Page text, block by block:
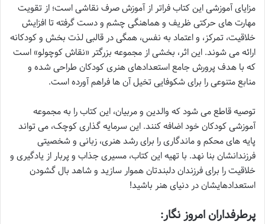
مزایای آموزشی این کتاب فراتر از آموزش صرف نقاشی است؛ از تقویت
مهارت های حرکتی ظریف و هماهنگی چشم و دست گرفته تا افزایش
خلاقیت، تمرکز، و اعتماد به نفس، همگی در قالبی لذت بخش و کودکانه
ارائه می شوند. این اثر، بخشی از مجموعه بزرگتر «نقاش کوچولو» است
که با هدف پرورش جامع استعدادهای هنری کودکان طراحی شده و
منابع متنوعی را برای شکوفایی تخیل آن ها فراهم آورده است.
توصیه قاطع می شود که والدین و مربیان، این کتاب را به مجموعه
آموزشی کودکان خود اضافه کنند. این سرمایه گذاری کوچک، می تواند
پایه های محکم و ماندگاری را برای رشد هنری، زبانی و شخصیتی
فرزندانشان بنا نهد. با تهیه این کتاب، مسیری جذاب و پربار از یادگیری و
خلاقیت را برای فرزندان دلبندتان هموار سازید و شاهد بال گشودن
استعدادهایشان در دنیای هنر باشید!
پرطرفداران امروز نگار: